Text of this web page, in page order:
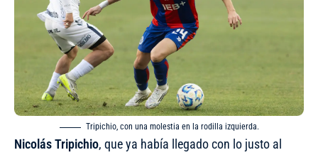
Tripichio, con una molestia en la rodilla izquierda.
Nicolás Tripichio, que ya había llegado con lo justo al